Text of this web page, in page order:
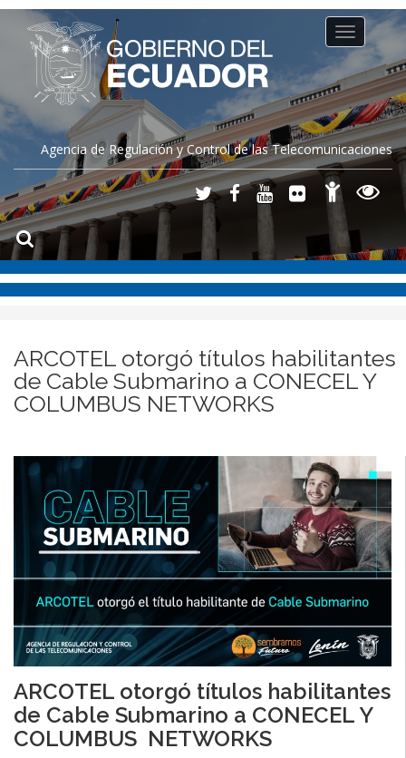
Agencia de Regulación y Control de las Telecomunicaciones
Toggle
navigation
ARCOTEL otorgó títulos habilitantes
de Cable Submarino a CONECEL Y
COLUMBUS NETWORKS
ARCOTEL otorgó títulos habilitantes
de Cable Submarino a CONECEL Y
COLUMBUS NETWORKS